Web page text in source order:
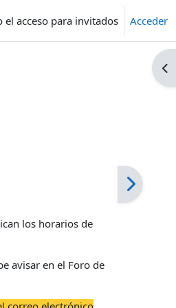
el acceso para invitados Acceder
los horarios de
avisar en el Foro de